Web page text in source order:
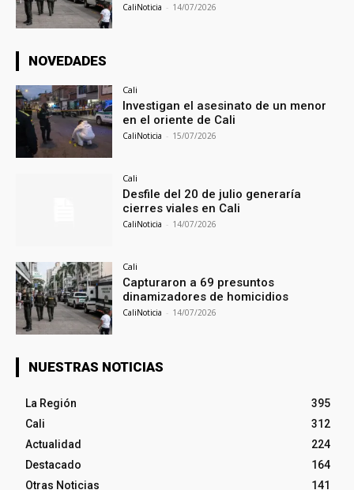
CaliNoticia - 14/07/2026
NOVEDADES
Cali
Investigan el asesinato de un menor
en el oriente de Cali
CaliNoticia - 15/07/2026
Cali
Desfile del 20 de julio generaría
cierres viales en Cali
CaliNoticia - 14/07/2026
Cali
Capturaron a 69 presuntos
dinamizadores de homicidios
CaliNoticia - 14/07/2026
NUESTRAS NOTICIAS
La Región
395
Cali
312
Actualidad
224
Destacado
164
Otras Noticias
141